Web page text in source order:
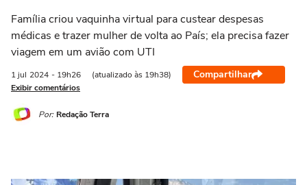
Família criou vaquinha virtual para custear despesas
médicas e trazer mulher de volta ao País; ela precisa fazer
viagem em um avião com UTI
1 jul 2024 - 19h26 (atualizado às 19h38) Compartilhar
Exibir comentários
Por: Redação Terra